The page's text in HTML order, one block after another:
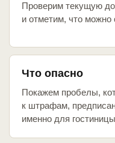
Проверим текущую
и отметим, что можно
Что опасно
Покажем пробелы,
к штрафам,
именно для